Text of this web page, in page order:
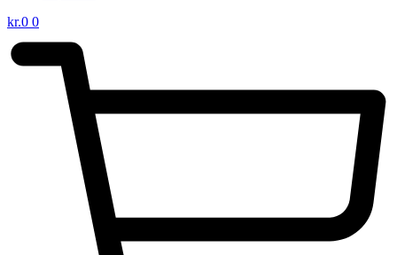
kr.0 0